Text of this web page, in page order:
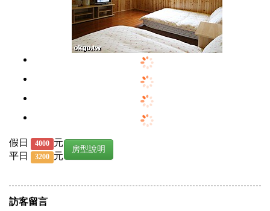
假日 4000 元
平日
3200 元
房型說明
訪客留言